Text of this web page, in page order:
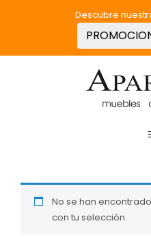
Descubre
Inicio / Productos
No se han
con tu selección.